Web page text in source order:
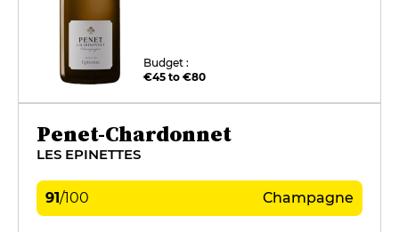
Budget :
€45 to €80
Penet-Chardonnet
LES EPINETTES
91/100 Champagne